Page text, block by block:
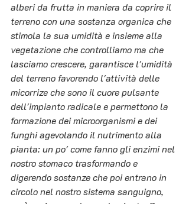
alberi da frutta in maniera da coprire il
terreno con una sostanza organica che
stimola la sua umidità e insieme alla
vegetazione che controlliamo ma che
lasciamo crescere, garantisce l'umidità
del terreno favorendo l'attività delle
micorrize che sono il cuore pulsante
dell'impianto radicale e permettono la
formazione dei microorganismi e dei
funghi agevolando il nutrimento alla
pianta: un po' come fanno gli enzimi nel
nostro stomaco trasformando e
digerendo sostanze che poi entrano in
circolo nel nostro sistema sanguigno,